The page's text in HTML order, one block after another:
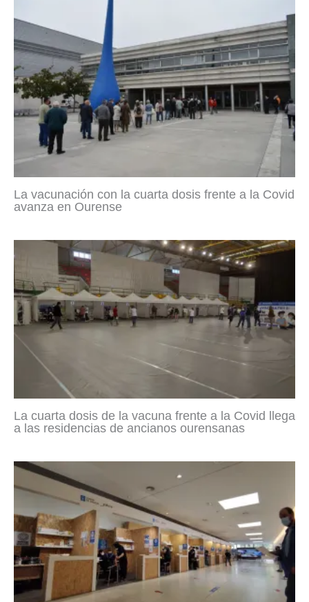
La vacunación con la cuarta dosis frente a la Covid
avanza en Ourense
La cuarta dosis de la vacuna frente a la Covid llega
a las residencias de ancianos ourensanas